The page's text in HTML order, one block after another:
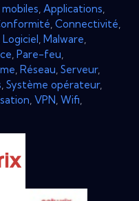
Applications
Connectivité
Logiciel Malware
Pare-feu
Réseau Serveur,
Système opérateur,
VPN Wifi